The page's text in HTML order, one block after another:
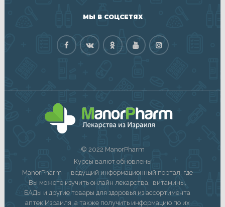
МЫ В СОЦСЕТЯХ
© 2022 ManorPharm
Курсы валют обновлены
ManorPharm — ведущий информационный портал, где
Вы можете изучить онлайн лекарства, витамины,
БАДы и другие товары для здоровья из ассортимента
аптек Израиля, а также получить информацию по их